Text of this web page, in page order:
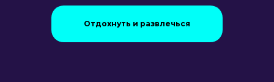
Отдохнуть и развлечься